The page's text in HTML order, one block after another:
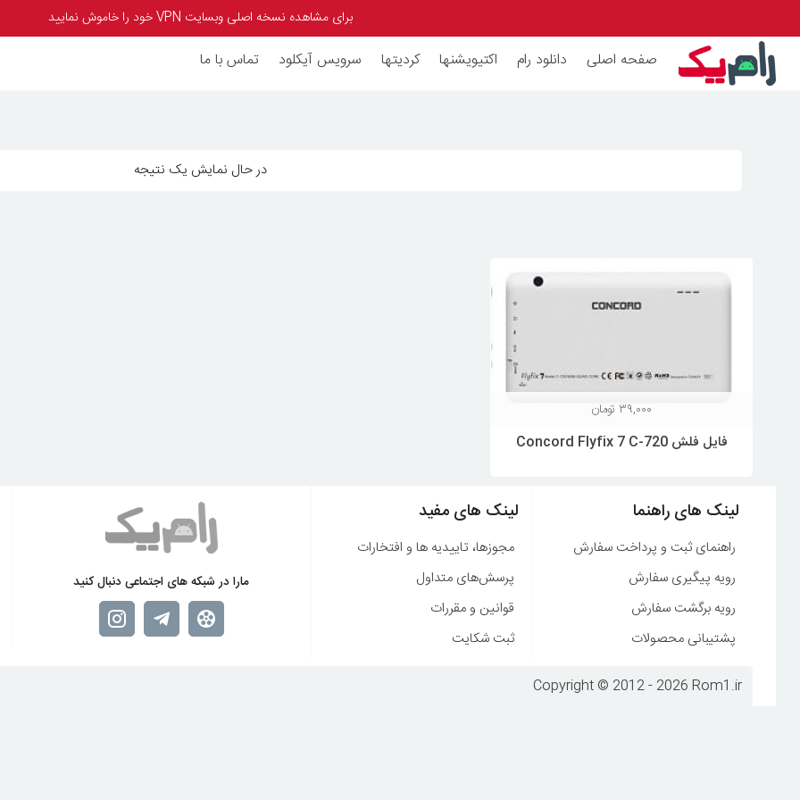
برای مشاهده نسخه اصلی وبسایت VPN خود را خاموش نمایید
صفحه اصلی دانلود رام اکتیویشنها کردیتها سرویس آیکلود تماس با ما
در حال نمایش یک نتیجه
فایل فلش Concord Flyfix 7 C-720
۳۹,۰۰۰ تومان
لینک های راهنما
راهنمای ثبت و پرداخت سفارش
رویه پیگیری سفارش
رویه برگشت سفارش
پشتیبانی محصولات
لینک های مفید
مجوزها، تاییدیه ها و افتخارات
پرسش‌های متداول
قوانین و مقررات
ثبت شکایت
مارا در شبکه های اجتماعی دنبال کنید
Copyright © 2012 - 2026 Rom1.ir